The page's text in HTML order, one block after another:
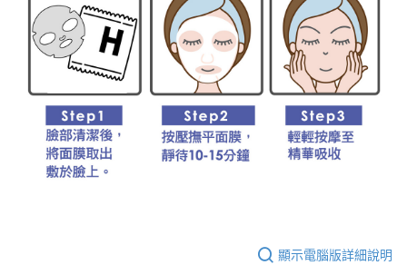
顯示電腦版詳細說明